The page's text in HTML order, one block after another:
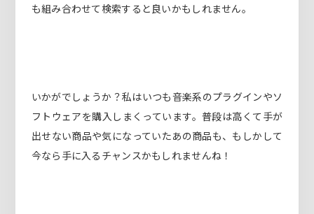
も組み合わせて検索すると良いかもしれません。
いかがでしょうか？私はいつも音楽系のプラグインやソ
フトウェアを購入しまくっています。普段は高くて手が
出せない商品や気になっていたあの商品も、もしかして
今なら手に入るチャンスかもしれませんね！